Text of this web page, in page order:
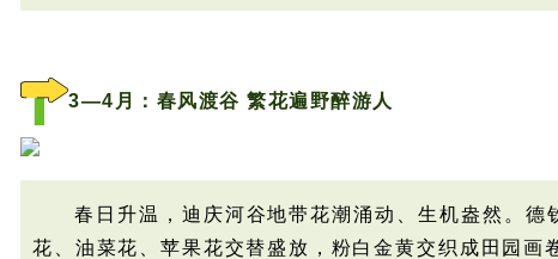
3—4月：春风渡谷 繁花遍野醉游人
春日升温， 迪庆河谷地带花潮涌动、生机盎然。德
花、油菜花、苹果花交替盛放，粉白金黄交织成田园画